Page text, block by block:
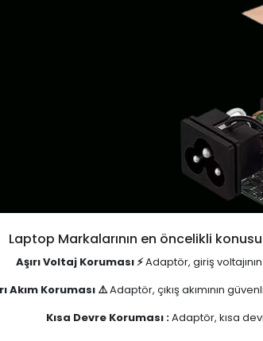
Laptop Markalarının en öncelikli
Aşırı Voltaj Koruması ⚡Adaptör, giriş
Akım Koruması ⚠️Adaptör, çıkış akımının
Kısa Devre Koruması :Adaptör, kısa